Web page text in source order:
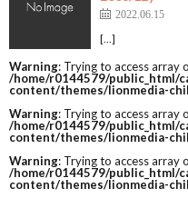
2022.06.15
[…]
Warning: Trying to access array
/home/r0144579/public_html/
content/themes/lionmedia-
Warning: Trying to access array
/home/r0144579/public_html/
content/themes/lionmedia-
Warning: Trying to access array
/home/r0144579/public_html/
content/themes/lionmedia-